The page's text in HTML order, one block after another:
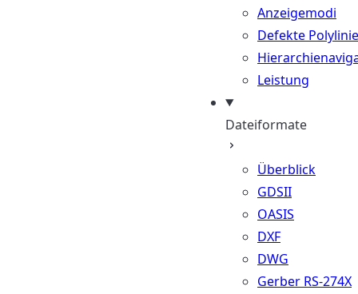
Anzeigemodi
Defekte
Leistung
Dateiformate
Überblick
GDSII
OASIS
DXF
DWG
Gerber RS-274X